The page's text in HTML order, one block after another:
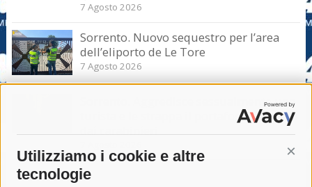
Utilizziamo i cookie e altre
tecnologie
7 Agosto 2026
Sorrento. Nuovo sequestro per l’area
dell’eliporto de Le Tore
7 Agosto 2026
Sorrento. Aggredisce sessualmente una
turista e le strappa il portafogli, fermato